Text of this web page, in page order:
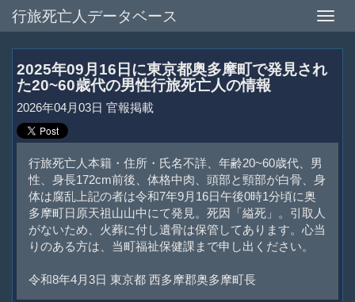
Toggle
行旅死亡人データベース
2025年09月16日に東京都奥多摩町で発見され
た20~60歳代の男性行旅死亡人の情報
2026年04月03日 官報掲載
行旅死亡人本籍・住所・氏名不詳、年齢20~60歳代、男
性、身長172cm前後、体格中肉、頭部と頸部が白骨、身
体は腐乱上記の者は令和7年9月16日午後0時1分頃に奥
多摩町日原天祖山山中にて発見。死因「縊死」。引取人
がないため、火葬に付し遺骨は保管してあります。心当
りのある方は、当町福祉保健課まで申し出ください。
令和8年4月3日 東京都 西多摩郡奥多摩町長